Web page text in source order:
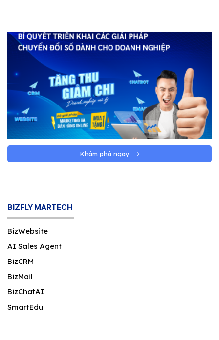
Khám phá ngay
BIZFLY MARTECH
BizWebsite
AI Sales Agent
BizCRM
BizMail
BizChatAI
SmartEdu